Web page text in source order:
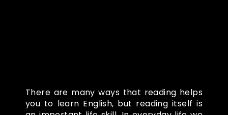
There are many ways that reading helps
you to learn English, but reading itself is